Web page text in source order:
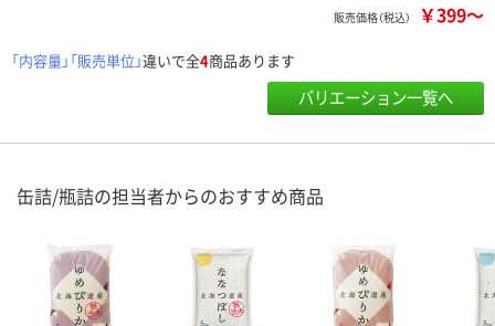
販売価格（税込） ￥399～
「内容量」「販売単位」違いで全4商品あります
バリエーション一覧へ
缶詰/瓶詰の担当者からのおすすめ商品